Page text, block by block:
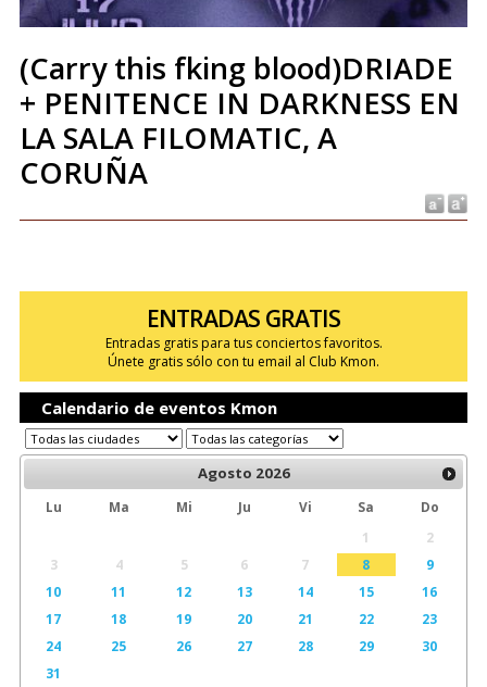
(Carry this fking blood)DRIADE
+ PENITENCE IN DARKNESS EN
LA SALA FILOMATIC, A
CORUÑA
ENTRADAS GRATIS
Entradas gratis para tus conciertos favoritos.
Únete gratis sólo con tu email al Club Kmon.
Calendario de eventos Kmon
Agosto 2026
Lu Ma Mi Ju Vi Sa
Do
1
2
3
4 5 6 7 8
9
10
11 12 13 14 15
16
17
18 19 20 21 22
23
24
25 26 27 28 29
30
31